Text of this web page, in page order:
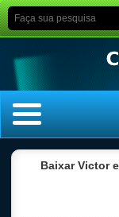
Baixar Victor